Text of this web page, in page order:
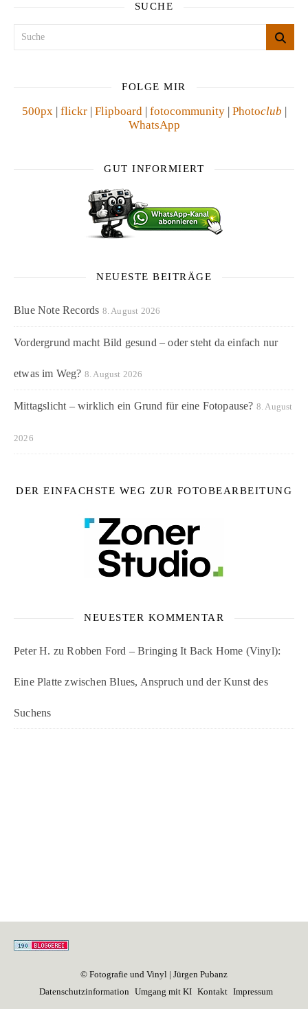
SUCHE
FOLGE MIR
500px| flickr| Flipboard| fotocommunity| Photoclub |
WhatsApp
GUT INFORMIERT
NEUESTE BEITRÄGE
Blue Note Records 8. August 2026
Vordergrund macht Bild gesund – oder steht da einfach nur
etwas im Weg? 8. August 2026
Mittagslicht – wirklich ein Grund für eine Fotopause? 8. August
2026
DER EINFACHSTE WEG ZUR FOTOBEARBEITUNG
NEUESTER KOMMENTAR
Peter H. zuRobben Ford – Bringing It Back Home (Vinyl):
Eine Platte zwischen Blues, Anspruch und der Kunst des
Suchens
© Fotografie und Vinyl | Jürgen Pubanz
Datenschutzinformation Umgang mit KI Kontakt Impressum